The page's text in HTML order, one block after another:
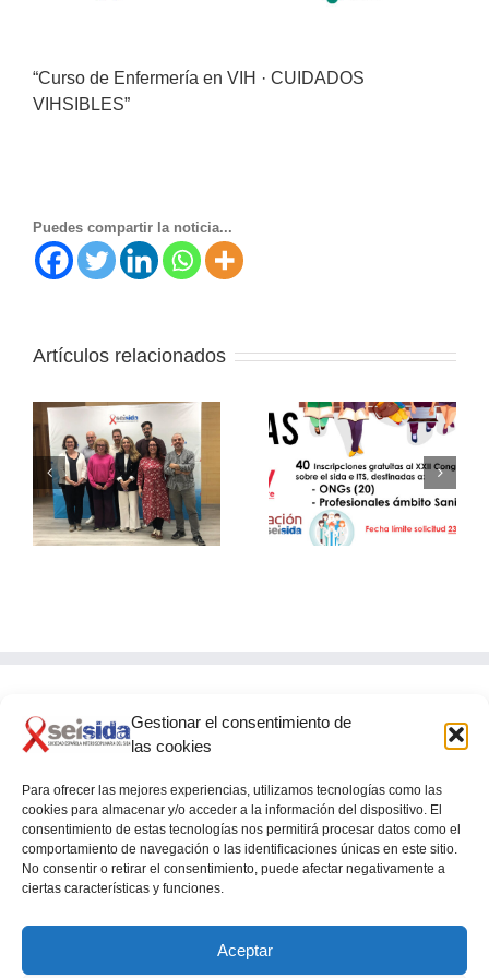
Gestionar el consentimiento de
las cookies
Para ofrecer las mejores experiencias, utilizamos tecnologías como las
cookies para almacenar y/o acceder a la información del dispositivo. El
consentimiento de estas tecnologías nos permitirá procesar datos como el
comportamiento de navegación o las identificaciones únicas en este sitio.
No consentir o retirar el consentimiento, puede afectar negativamente a
ciertas características y funciones.
Aceptar
“Curso de Enfermería en VIH · CUIDADOS
VIHSIBLES”
Puedes compartir la noticia...
Artículos relacionados
Becas Fundación
SEISIDA – ViiV
Healthcare
16th International
Workshop on Women
SEISIDA
Glorieta de Quevedo, 9 – 5º